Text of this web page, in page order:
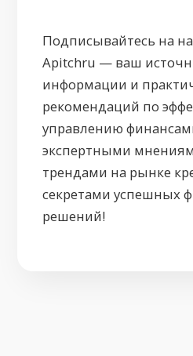
Подписывайтесь на
Apitchru — ваш
информации и
рекомендаций по
управлению
экспертными
трендами на рынке
секретами успешных
решений!